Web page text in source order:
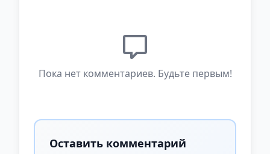
Пока нет комментариев. Будьте первым!
Оставить комментарий